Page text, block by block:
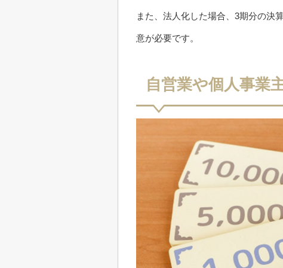
また、法人化した場合、3期分の決
意が必要です。
自営業や個人事業